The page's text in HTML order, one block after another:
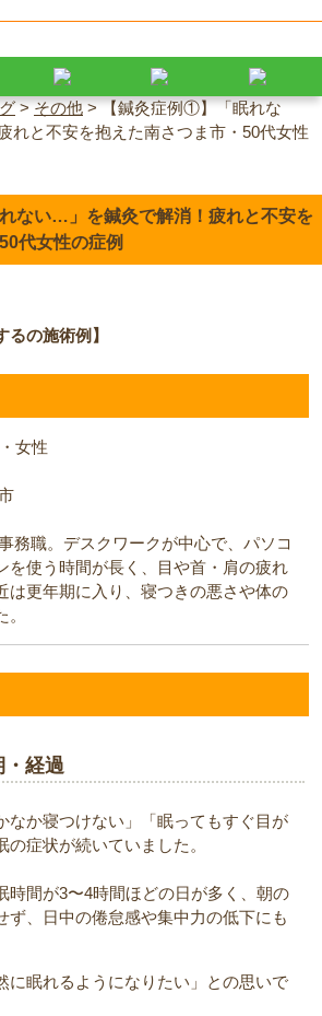
>その他>【鍼灸症例①】「眠れな
れと不安を抱えた南さつま市・50代女性
ない…」を鍼灸で解消！疲れと不安を
代女性の症例
るの施術例】
女性
務職。デスクワークが中心で、パソコ
を使う時間が長く、目や首・肩の疲れ
は更年期に入り、寝つきの悪さや体の
・経過
なか寝つけない」「眠ってもすぐ目が
症状が続いていました。
時間が3〜4時間ほどの日が多く、朝の
ず、日中の倦怠感や集中力の低下にも
に眠れるようになりたい」との思いで